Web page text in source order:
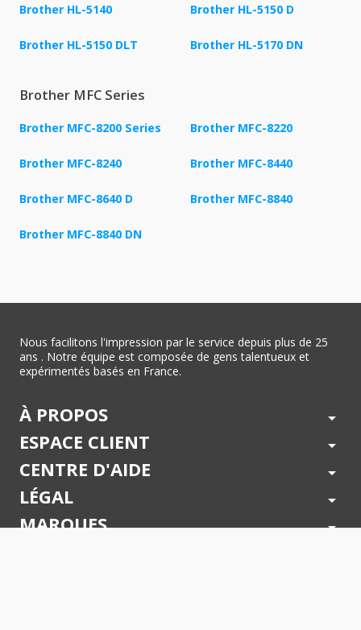
Brother HL-5140 Brother HL-5150 D
Brother HL-5150 DLT Brother HL-5170 DN
Brother MFC Series
Brother MFC-8200 Series Brother MFC-8220
Brother MFC-8240 Brother MFC-8440
Brother MFC-8640 D Brother MFC-8840
Brother MFC-8840 DN
Nous facilitons l'impression par le service depuis plus de 25
ans . Notre équipe est composée de gens talentueux et
expérimentés basés en France.
À PROPOS arrow_drop_down
ESPACE CLIENT arrow_drop_down
CENTRE D'AIDE arrow_drop_down
LÉGAL arrow_drop_down
MARQUES arrow_drop_down